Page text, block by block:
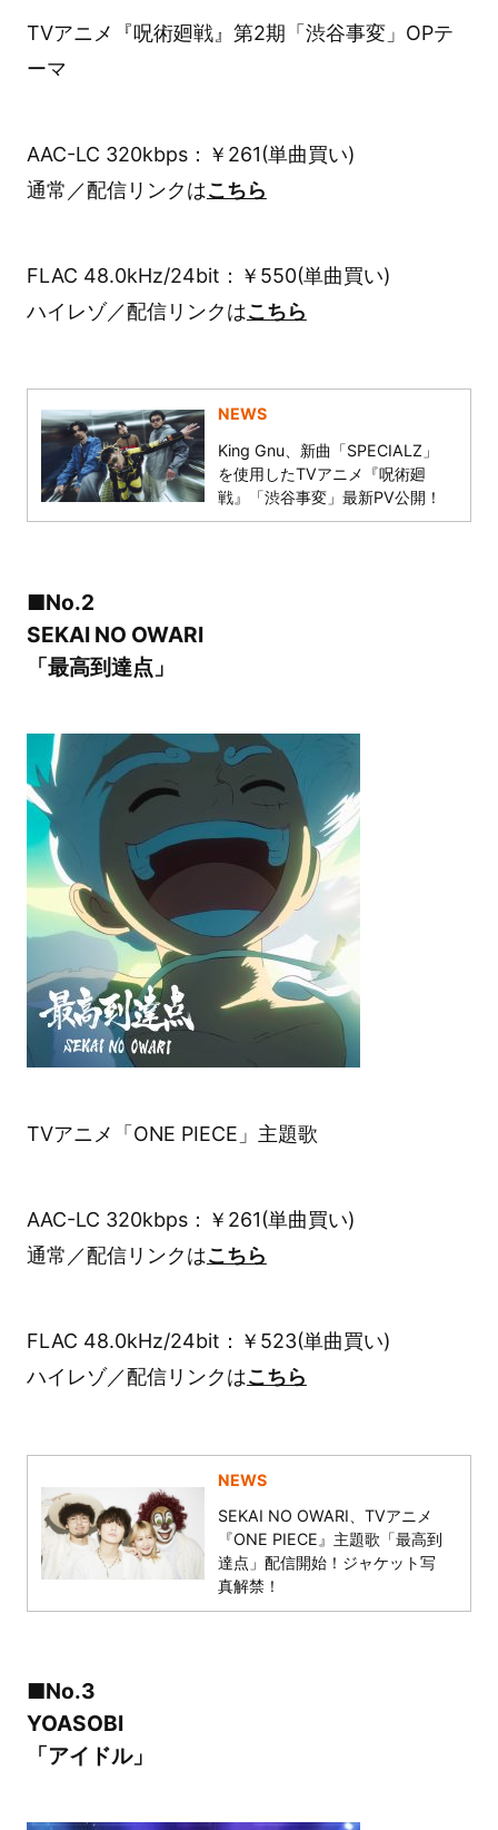
TVアニメ『呪術廻戦』第2期「渋谷事変」OPテ
ーマ
AAC-LC 320kbps：￥261(単曲買い)
通常／配信リンクはこちら
FLAC 48.0kHz/24bit：￥550(単曲買い)
ハイレゾ／配信リンクはこちら
NEWS
King Gnu、新曲「SPECIALZ」
を使用したTVアニメ『呪術廻
戦』「渋谷事変」最新PV公開！
■No.2
SEKAI NO OWARI
「最高到達点」
TVアニメ「ONE PIECE」主題歌
AAC-LC 320kbps：￥261(単曲買い)
通常／配信リンクはこちら
FLAC 48.0kHz/24bit：￥523(単曲買い)
ハイレゾ／配信リンクはこちら
NEWS
SEKAI NO OWARI、TVアニメ
『ONE PIECE』主題歌「最高到
達点」配信開始！ジャケット写
真解禁！
■No.3
YOASOBI
「アイドル」